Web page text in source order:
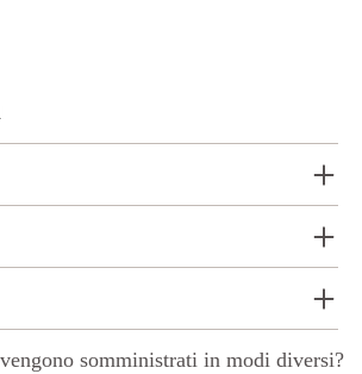
somministrati in modi diversi?